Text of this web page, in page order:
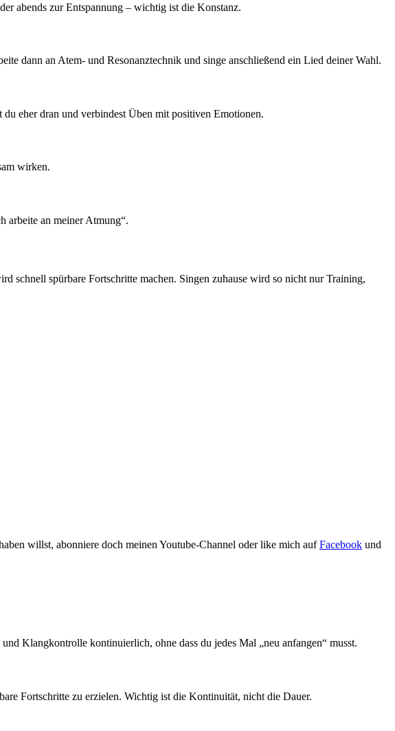
abends zur Entspannung – wichtig ist die Konstanz.
dann an Atem- und Resonanztechnik und singe anschließend ein Lied deiner Wahl.
eher dran und verbindest Üben mit positiven Emotionen.
wirken.
arbeite an meiner Atmung“.
schnell spürbare Fortschritte machen. Singen zuhause wird so nicht nur Training,
willst, abonniere doch meinen Youtube-Channel oder like mich aufFacebook und
Klangkontrolle kontinuierlich, ohne dass du jedes Mal „neu anfangen“ musst.
Fortschritte zu erzielen. Wichtig ist die Kontinuität, nicht die Dauer.